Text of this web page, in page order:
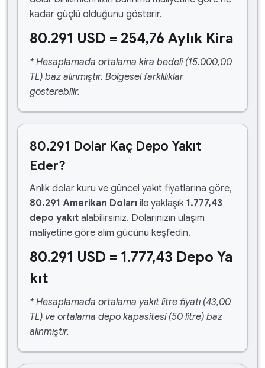
kadar güçlü olduğunu gösterir.
80.291 USD = 254,76 Aylık Kira
* Hesaplamada ortalama kira bedeli (15.000,00
TL) baz alınmıştır. Bölgesel farklılıklar
gösterebilir.
80.291 Dolar Kaç Depo Yakıt
Eder?
Anlık dolar kuru ve güncel yakıt fiyatlarına göre,
80.291 Amerikan Doları ile yaklaşık 1.777,43
depo yakıt alabilirsiniz. Dolarınızın ulaşım
maliyetine göre alım gücünü keşfedin.
80.291 USD = 1.777,43 Depo Ya
kıt
* Hesaplamada ortalama yakıt litre fiyatı (43,00
TL) ve ortalama depo kapasitesi (50 litre) baz
alınmıştır.